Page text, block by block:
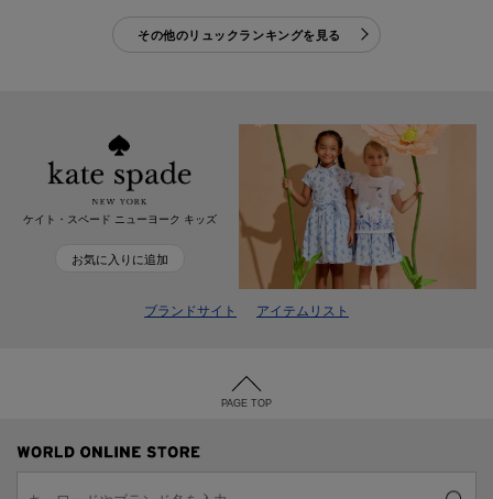
その他のリュックランキングを見る
ケイト・スペード ニューヨーク キッズ
お気に入りに追加
ブランドサイト アイテムリスト
PAGE TOP